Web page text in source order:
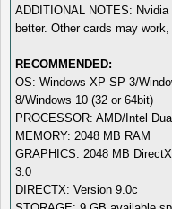
ADDITIONAL NOTES:
better. Other cards may
RECOMMENDED:
OS: Windows XP SP 3/
8/Windows 10 (32 or 64bit)
PROCESSOR: AMD/Intel
MEMORY: 2048 MB RAM
GRAPHICS: 2048 MB
3.0
DIRECTX: Version 9.0c